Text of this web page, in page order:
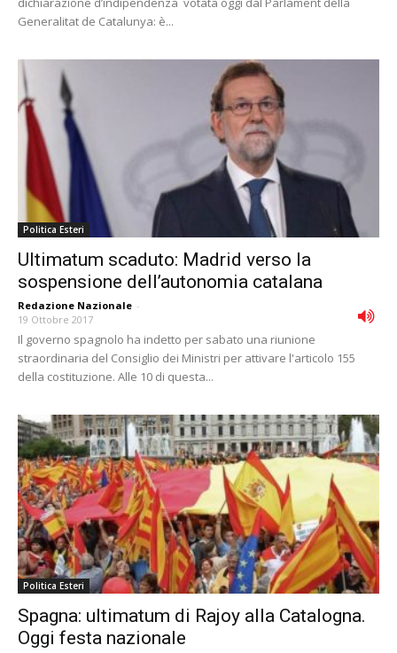
Generalitat de Catalunya: è...
Politica Esteri
Ultimatum scaduto: Madrid verso la
sospensione dell’autonomia catalana
Redazione Nazionale -
19 Ottobre 2017
Il governo spagnolo ha indetto per sabato una riunione
straordinaria del Consiglio dei Ministri per attivare l'articolo 155
della costituzione. Alle 10 di questa...
Politica Esteri
Spagna: ultimatum di Rajoy alla Catalogna.
Oggi festa nazionale